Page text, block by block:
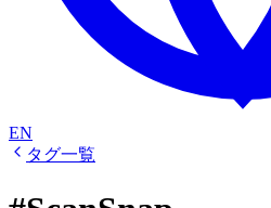
EN
タグ一覧